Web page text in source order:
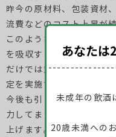
昨今の原材料、包装資材
流費などのコスト上昇が
このような厳しい環境の
を吸収するべく企業努力
だけでは対応できない状
定を実施することになり
今後も引き続き、安全で
力してまいりますので、
上げます。
あなたは
未成年の飲酒
20歳未満への